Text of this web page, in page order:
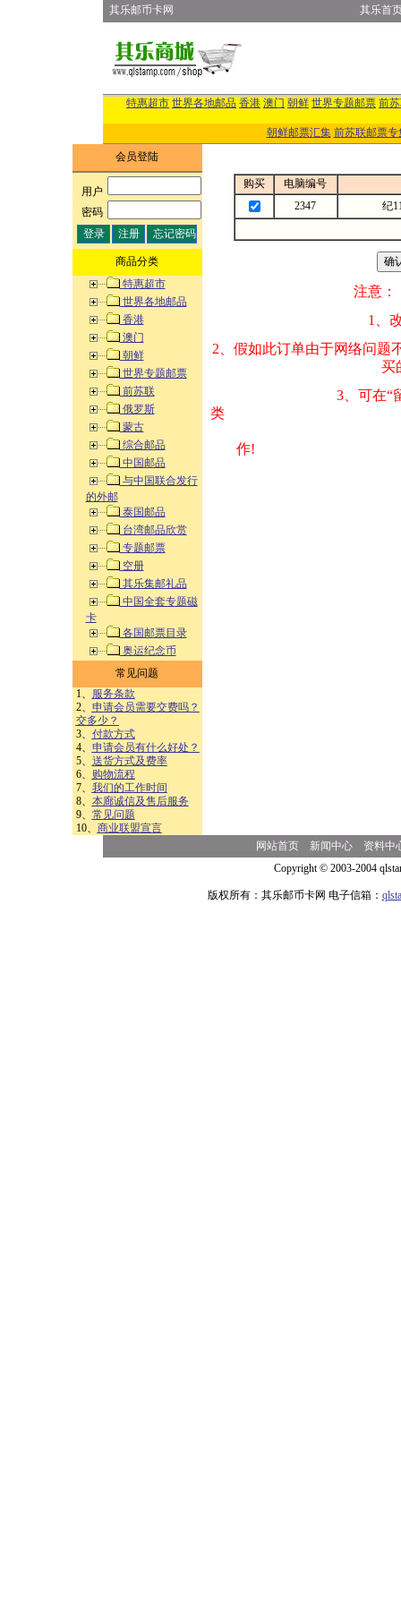
其乐邮币卡网 其乐首
特惠超市 世界各地邮品 香港 澳门 朝鲜 世界专题邮票 前
朝鲜邮票汇集 前苏联邮票专
会员登陆
用户:
密码:
商品分类
特惠超市
世界各地邮品
香港
澳门
朝鲜
世界专题邮票
前苏联
俄罗斯
蒙古
综合邮品
中国邮品
与中国联合发行
的外邮
泰国邮品
台湾邮品欣赏
专题邮票
空册
其乐集邮礼品
中国全套专题磁
卡
各国邮票目录
奥运纪念币
常见问题
1、
服务条款
2、 申请会员需要交费吗？
交多少？
3、 付款方式
4、 申请会员有什么好处？
5、 送货方式及费率
6、
购物流程
7、 我们的工作时间
8、 本廊诚信及售后服务
9、 常见问题
10、 商业联盟宣言
购买
电脑编号
2347
纪
注意：
1、改变商品数量
2、假如此订单由
买的邮品的“
3、可在“
类 方式告之
作!
网站首页 新闻中心
资料中
Copyright © 2003-2004
版权所有：其乐邮币卡网 电子信箱：